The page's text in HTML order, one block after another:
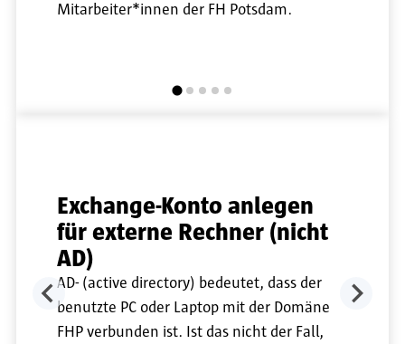
Mitarbeiter*innen der FH Potsdam.
Exchange-Konto anlegen
für externe Rechner (nicht
AD)
AD- (active directory) bedeutet, dass der
benutzte PC oder Laptop mit der Domäne
FHP verbunden ist. Ist das nicht der Fall,